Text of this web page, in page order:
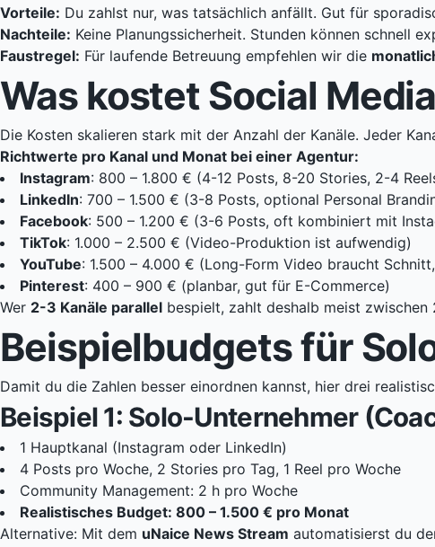
Vorteile: Du zahlst nur, was tatsächlich anfällt. Gut für
Nachteile: Keine Planungssicherheit. Stunden können schnell
Faustregel: Für laufende Betreuung empfehlen wir die
Was kostet Social
Die Kosten skalieren stark mit der Anzahl der Kanäle. Jeder
Richtwerte pro Kanal und Monat bei einer Agentur:
Instagram: 800 – 1.800 € (4-12 Posts, 8-20 Stories, 2-4
LinkedIn: 700 – 1.500 € (3-8 Posts, optional Personal
Facebook: 500 – 1.200 € (3-6 Posts, oft kombiniert mit
TikTok: 1.000 – 2.500 € (Video-Produktion ist aufwendig)
YouTube: 1.500 – 4.000 € (Long-Form Video braucht
Pinterest: 400 – 900 € (planbar, gut für E-Commerce)
Wer 2-3 Kanäle parallel bespielt, zahlt deshalb meist
Beispielbudgets für
Damit du die Zahlen besser einordnen kannst, hier drei
Beispiel 1: Solo-Unternehmer
1 Hauptkanal (Instagram oder LinkedIn)
4 Posts pro Woche, 2 Stories pro Tag, 1 Reel pro Woche
Community Management: 2 h pro Woche
Realistisches Budget: 800 – 1.500 € pro Monat
Alternative: Mit dem uNaice News Stream automatisierst du